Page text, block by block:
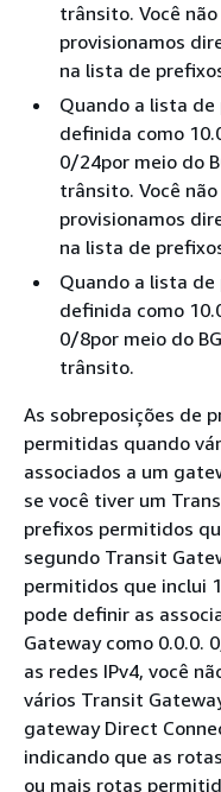
trânsito. Você
provisionamos
na lista de
Quando a lista
definida como
0/24por meio do
trânsito. Você
provisionamos
na lista de
Quando a lista
definida como
0/8por meio do
trânsito.
As sobreposições de
permitidas quando
associados a um
se você tiver um
prefixos permitidos
segundo Transit
permitidos que inclui
pode definir as
Gateway como 0.0.0.
as redes IPv4, você
vários Transit
gateway Direct
indicando que as
ou mais rotas